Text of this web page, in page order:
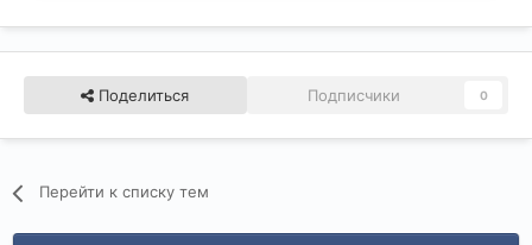
Поделиться Подписчики 0
Перейти к списку тем